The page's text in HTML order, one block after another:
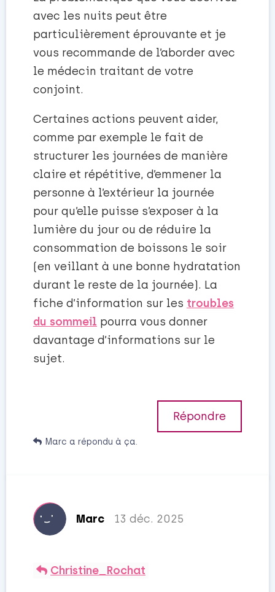
avec les nuits peut être
particulièrement éprouvante et je
vous recommande de l’aborder avec
le médecin traitant de votre
conjoint.
Certaines actions peuvent aider,
comme par exemple le fait de
structurer les journées de manière
claire et répétitive, d’emmener la
personne à l’extérieur la journée
pour qu’elle puisse s’exposer à la
lumière du jour ou de réduire la
consommation de boissons le soir
(en veillant à une bonne hydratation
durant le reste de la journée). La
fiche d’information sur les troubles
du sommeil pourra vous donner
davantage d’informations sur le
sujet.
Répondre
Marc a répondu à ça.
Marc 13 déc. 2025
Christine_Rochat